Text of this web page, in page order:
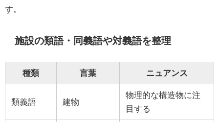
す。
施設の類語・同義語や対義語を整理
種類 言葉 ニュアンス
類義語 建物
物理的な構造物に注
目する